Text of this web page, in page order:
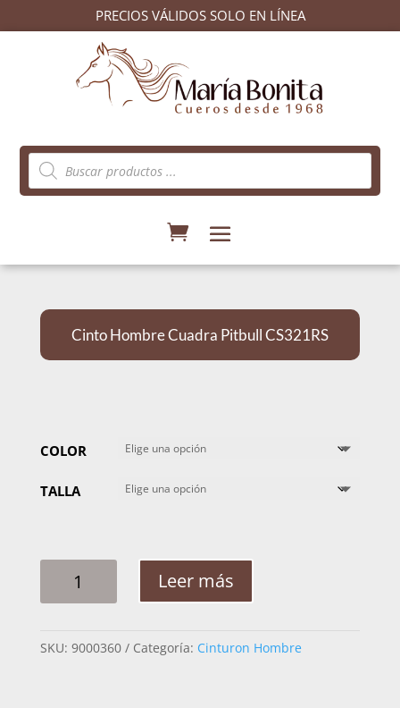
PRECIOS VÁLIDOS SOLO EN LÍNEA
Búsqueda
de
productos
Cinto Hombre Cuadra Pitbull CS321RS
COLOR
TALLA
HOMBRE
CS321RS
Leer más
SKU: 9000360 Categoría: Cinturon Hombre